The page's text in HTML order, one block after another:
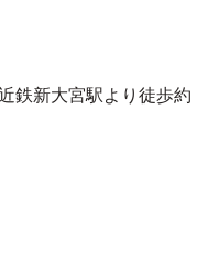
新大宮駅より徒歩約